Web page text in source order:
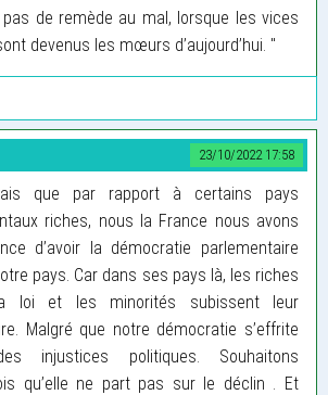
pas de remède au mal, lorsque les vices
devenus les mœurs d’aujourd’hui. "
23/10/2022 17:58
que par rapport à certains pays
riches, nous la France nous avons
d’avoir la démocratie parlementaire
pays. Car dans ses pays là, les riches
loi et les minorités subissent leur
Malgré que notre démocratie s’effrite
injustices politiques. Souhaitons
qu’elle ne part pas sur le déclin . Et